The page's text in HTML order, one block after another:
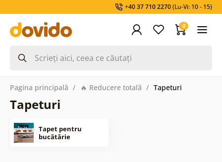
+40 37 710 2270(Lu-Vi: 10 - 15)
0
Pagina principală 🔥 Reducere totalã Tapeturi
Tapeturi
Tapet pentru
bucătărie